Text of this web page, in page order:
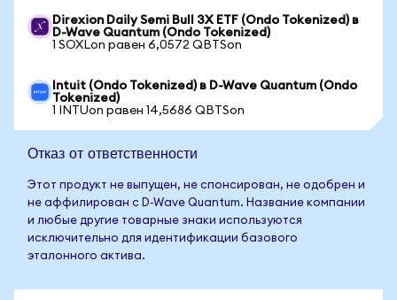
Direxion Daily Semi Bull 3X ETF (Ondo Tokenized) в
D-Wave Quantum (Ondo Tokenized)
1 SOXLon равен 6,0572 QBTSon
Intuit (Ondo Tokenized) в D-Wave Quantum (Ondo
Tokenized)
1 INTUon равен 14,5686 QBTSon
Отказ от ответственности
Этот продукт не выпущен, не спонсирован, не одобрен и
не аффилирован с D-Wave Quantum. Название компании
и любые другие товарные знаки используются
исключительно для идентификации базового
эталонного актива.